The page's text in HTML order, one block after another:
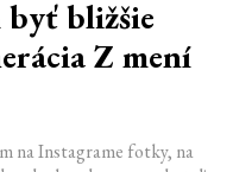
bližšie
Z mení
na Instagrame fotky, na